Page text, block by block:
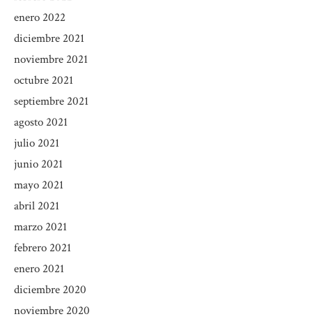
enero 2022
diciembre 2021
noviembre 2021
octubre 2021
septiembre 2021
agosto 2021
julio 2021
junio 2021
mayo 2021
abril 2021
marzo 2021
febrero 2021
enero 2021
diciembre 2020
noviembre 2020